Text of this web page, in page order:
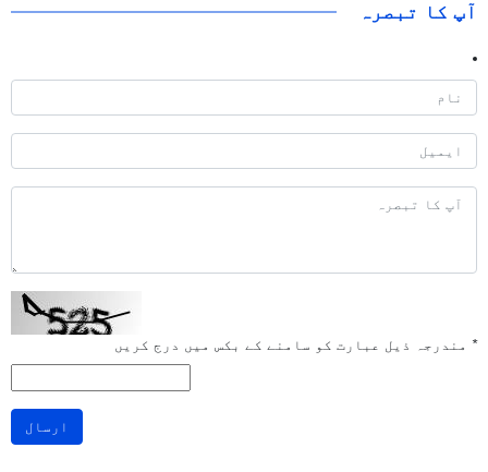
آپ کا تبصرہ
* مندرجہ ذیل عبارت کو سامنے کے بکس میں درج کریں
ارسال